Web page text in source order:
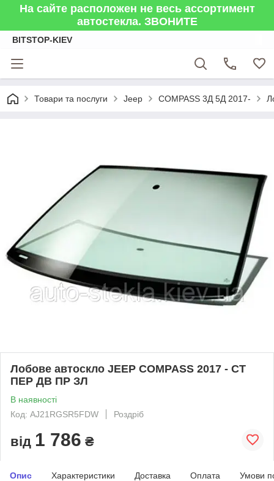
На сайте расположен не весь ассортимент
автостекла. ЗВОНИТЕ
BITSTOP-KIEV
Товари та послуги Jeep COMPASS 3Д 5Д 2017-
Лобове автоскло JEEP COMPASS 2017 - СТ
ПЕР ДВ ПР ЗЛ
В наявності
Код: AJ21RGSR5FDW
Роздріб
від 1 786 ₴
Опис Характеристики Доставка Оплата Умови